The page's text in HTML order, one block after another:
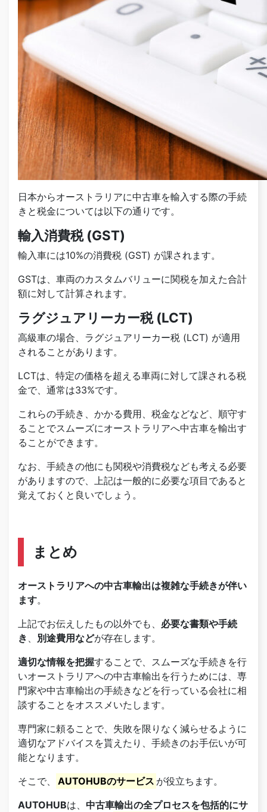
日本からオーストラリアに中古車を輸入する際の手続
きと税金については以下の通りです。
輸入消費税 (GST)
輸入車には10%の消費税 (GST) が課されます。
GSTは、車両のカスタムバリューに関税を加えた合計
額に対して計算されます。
ラグジュアリーカー税 (LCT)
高級車の場合、ラグジュアリーカー税 (LCT) が適用
されることがあります。
LCTは、特定の価格を超える車両に対して課される税
金で、通常は33%です。
これらの手続き、かかる費用、税金などなど、順守す
ることでスムーズにオーストラリアへ中古車を輸出す
ることができます。
なお、手続きの他にも関税や消費税なども考える必要
がありますので、上記は一般的に必要な項目であると
覚えておくと良いでしょう。
まとめ
オーストラリアへの中古車輸出は複雑な手続きが伴い
ます。
上記でお伝えしたもの以外でも、 必要な書類や手続
き 、 別途費用などが存在します。
適切な情報を把握することで、スムーズな手続きを行
いオーストラリアへの中古車輸出を行うためには、専
門家や中古車輸出の手続きなどを行っている会社に相
談することをオススメいたします。
専門家に頼ることで、失敗を限りなく減らせるように
適切なアドバイスを貰えたり、手続きのお手伝いが可
能となります。
そこで、
AUTOHUBのサービス が役立ちます。
AUTOHUBは、 中古車輸出の全プロセスを包括的にサ